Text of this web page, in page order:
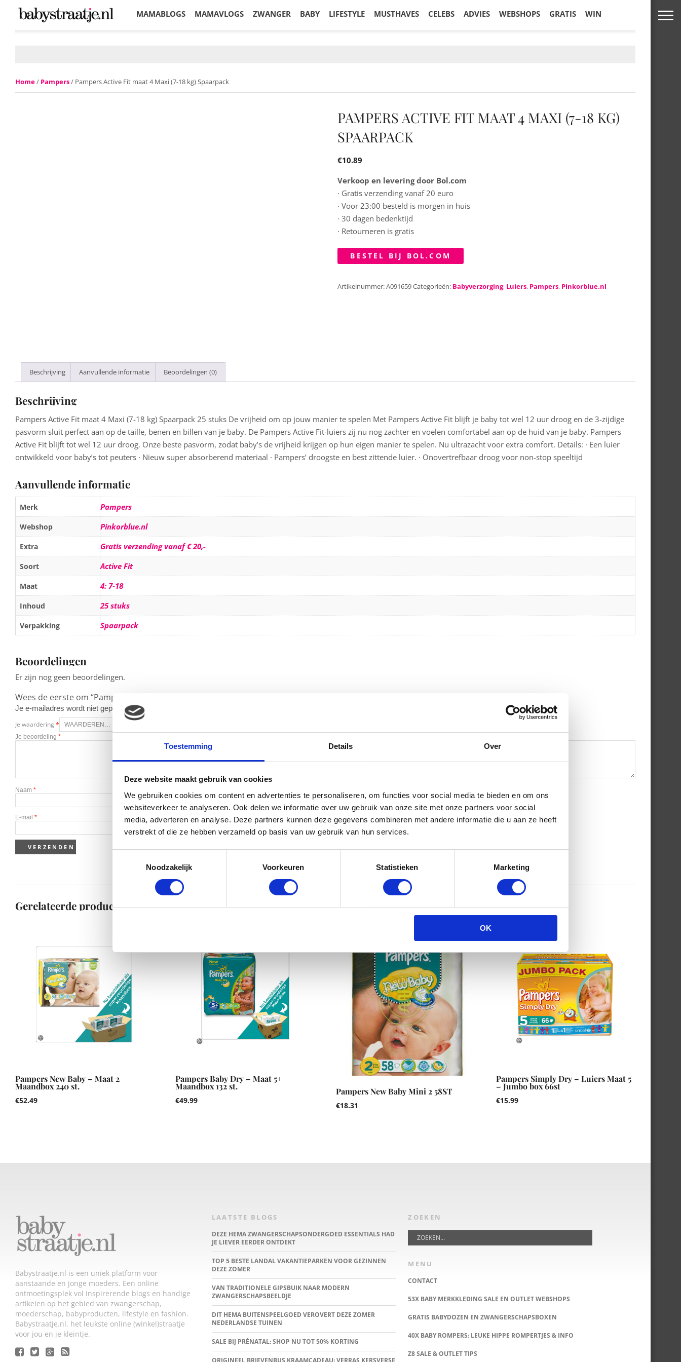
Toestemming Details Over
Deze website maakt gebruik van cookies
We gebruiken cookies om content en advertenties te personaliseren, om functies voor social media te bieden en om ons
websiteverkeer te analyseren. Ook delen we informatie over uw gebruik van onze site met onze partners voor social
media, adverteren en analyse. Deze partners kunnen deze gegevens combineren met andere informatie die u aan ze heeft
verstrekt of die ze hebben verzameld op basis van uw gebruik van hun services.
Noodzakelijk
Voorkeuren Statistieken Marketing
OK
MAMABLOGS MAMAVLOGS ZWANGER BABY LIFESTYLE MUSTHAVES CELEBS ADVIES WEBSHOPS GRATIS WIN
Home/ Pampers/ Pampers Active Fit maat 4 Maxi (7-18 kg) Spaarpack
PAMPERS ACTIVE FIT MAAT 4 MAXI (7-18 KG)
SPAARPACK
€10.89
Verkoop en levering door Bol.com
· Gratis verzending vanaf 20 euro
· Voor 23:00 besteld is morgen in huis
· 30 dagen bedenktijd
· Retourneren is gratis
BESTEL BIJ BOL.COM
Artikelnummer:A091659Categorieën: Babyverzorging, Luiers, Pampers, Pinkorblue.nl
Beschrijving Aanvullende informatie Beoordelingen (0)
Beschrijving
Pampers Active Fit maat 4 Maxi (7-18 kg) Spaarpack 25 stuks De vrijheid om op jouw manier te spelen Met Pampers Active Fit blijft je baby tot wel 12 uur droog en de 3-zijdige
pasvorm sluit perfect aan op de taille, benen en billen van je baby. De Pampers Active Fit-luiers zij nu nog zachter en voelen comfortabel aan op de huid van je baby. Pampers
Active Fit blijft tot wel 12 uur droog. Onze beste pasvorm, zodat baby’s de vrijheid krijgen op hun eigen manier te spelen. Nu ultrazacht voor extra comfort. Details: · Een luier
ontwikkeld voor baby’s tot peuters · Nieuw super absorberend materiaal · Pampers’ droogste en best zittende luier. · Onovertrefbaar droog voor non-stop speeltijd
Aanvullende informatie
Merk Pampers
Webshop Pinkorblue.nl
Extra Gratis verzending vanaf € 20,-
Soort Active Fit
Maat 4: 7-18
Inhoud 25 stuks
Verpakking Spaarpack
Beoordelingen
Er zijn nog geen beoordelingen.
Wees de eerste om “Pampers Active Fit maat 4 Maxi (7-18 kg) Spaarpack” te beoordelen
Je e-mailadres wordt niet gepubliceerd.
Je waardering *
Je beoordeling *
Naam *
E-mail *
Gerelateerde producten
Pampers New Baby – Maat 2
Maandbox 240 st.
€52.49
Pampers Baby Dry – Maat 5+
Maandbox 132 st.
€49.99
Pampers New Baby Mini 2 58ST
€18.31
Pampers Simply Dry – Luiers Maat 5
– Jumbo box 66st
€15.99
Babystraatje.nl is een uniek platform voor
aanstaande en jonge moeders. Een online
ontmoetingsplek vol inspirerende blogs en handige
artikelen op het gebied van zwangerschap,
moederschap, babyproducten, lifestyle en fashion.
Babystraatje.nl, het leukste online (winkel)straatje
voor jou en je kleintje.
LAATSTE BLOGS
DEZE HEMA ZWANGERSCHAPSONDERGOED ESSENTIALS HAD
JE LIEVER EERDER ONTDEKT
TOP 5 BESTE LANDAL VAKANTIEPARKEN VOOR GEZINNEN
DEZE ZOMER
VAN TRADITIONELE GIPSBUIK NAAR MODERN
ZWANGERSCHAPSBEELDJE
DIT HEMA BUITENSPEELGOED VEROVERT DEZE ZOMER
NEDERLANDSE TUINEN
SALE BIJ PRÉNATAL: SHOP NU TOT 50% KORTING
ORIGINEEL BRIEVENBUS KRAAMCADEAU: VERRAS KERSVERSE
ZOEKEN
MENU
CONTACT
53X BABY MERKKLEDING SALE EN OUTLET WEBSHOPS
GRATIS BABYDOZEN EN ZWANGERSCHAPSBOXEN
40X BABY ROMPERS: LEUKE HIPPE ROMPERTJES & INFO
Z8 SALE & OUTLET TIPS